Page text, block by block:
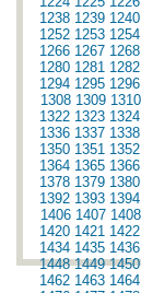
1238 1239 1240
1252 1253 1254
1266 1267 1268
1280 1281 1282
1294 1295 1296
1308 1309 1310
1322 1323 1324
1336 1337 1338
1350 1351 1352
1364 1365 1366
1378 1379 1380
1392 1393 1394
1406 1407 1408
1420 1421 1422
1434 1435 1436
1448 1449 1450
1462 1463 1464